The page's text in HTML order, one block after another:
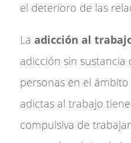
el deterioro de las
La adicción al
adicción sin
personas en el
adictas al trabajo
compulsiva de